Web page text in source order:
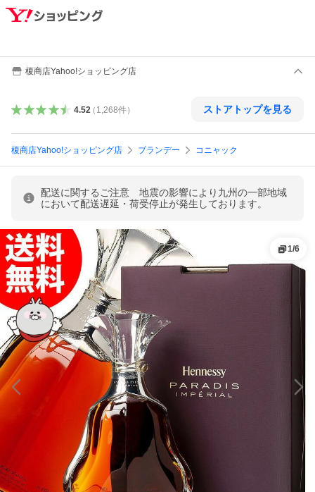
榎商店Yahoo!ショッピング店
4.52（ 1,268件） ストアトップを見る
榎商店Yahoo!ショッピング店 ブランデー コニャック
配送に関するご注意 地震の影響により九州の一部地域
において配送遅延・荷受停止が発生しております。
1/6